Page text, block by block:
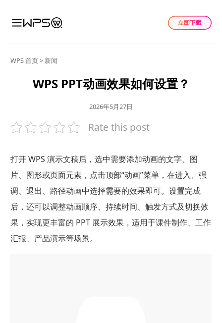
WPS 首页> 新闻
WPS PPT动画效果如何设置？
2026年5月27日
Rate this post
打开 WPS 演示文稿后，选中需要添加动画的文字、图
片、图形或页面元素，点击顶部“动画”菜单，在进入、强
调、退出、路径动画中选择需要的效果即可。设置完成
后，还可以调整动画顺序、持续时间、触发方式及切换效
果，实现更丰富的 PPT 展示效果，适用于课件制作、工作
汇报、产品演示等场景。